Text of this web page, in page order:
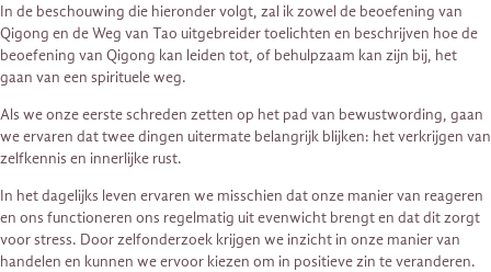
In de beschouwing die hieronder volgt, zal ik zowel de beoefening van
Qigong en de Weg van Tao uitgebreider toelichten en beschrijven hoe de
beoefening van Qigong kan leiden tot, of behulpzaam kan zijn bij, het
gaan van een spirituele weg.
Als we onze eerste schreden zetten op het pad van bewustwording, gaan
we ervaren dat twee dingen uitermate belangrijk blijken: het verkrijgen van
zelfkennis en innerlijke rust.
In het dagelijks leven ervaren we misschien dat onze manier van reageren
en ons functioneren ons regelmatig uit evenwicht brengt en dat dit zorgt
voor stress. Door zelfonderzoek krijgen we inzicht in onze manier van
handelen en kunnen we ervoor kiezen om in positieve zin te veranderen.